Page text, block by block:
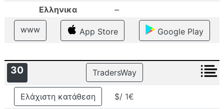
Ελληνικα –
www App Store Google Play
30 TradersWay
Ελάχιστη κατάθεση $/ 1€